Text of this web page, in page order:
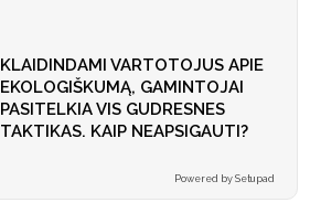
KLAIDINDAMI VARTOTOJUS APIE
EKOLOGIŠKUMĄ, GAMINTOJAI
PASITELKIA VIS GUDRESNES
TAKTIKAS. KAIP NEAPSIGAUTI?
Powered by Setupad